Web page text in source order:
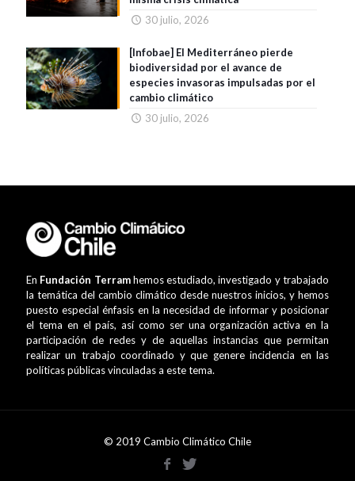
30 julio, 2026
[Infobae] El Mediterráneo pierde
biodiversidad por el avance de
especies invasoras impulsadas por el
cambio climático
30 julio, 2026
En Fundación Terramhemos estudiado, investigado y trabajado
la temática del cambio climático desde nuestros inicios, y hemos
puesto especial énfasis en la necesidad de informar y posicionar
el tema en el país, así como ser una organización activa en la
participación de redes y de aquellas instancias que permitan
realizar un trabajo coordinado y que genere incidencia en las
políticas públicas vinculadas a este tema.
© 2019 Cambio Climático Chile